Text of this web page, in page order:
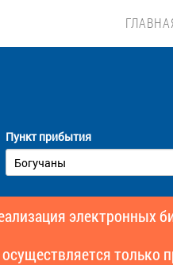
Пункт прибытия
электронных